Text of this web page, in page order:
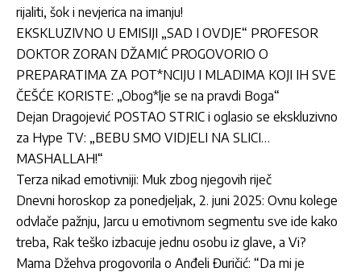
rijaliti, šok i nevjerica na imanju!
EKSKLUZIVNO U EMISIJI „SAD I OVDJE“ PROFESOR
DOKTOR ZORAN DŽAMIĆ PROGOVORIO O
PREPARATIMA ZA POT*NCIJU I MLADIMA KOJI IH SVE
ČEŠĆE KORISTE: „Obog*lje se na pravdi Boga“
Dejan Dragojević POSTAO STRIC i oglasio se ekskluzivno
za Hype TV: „BEBU SMO VIDJELI NA SLICI…
MASHALLAH!“
Terza nikad emotivniji: Muk zbog njegovih riječ
Dnevni horoskop za ponedjeljak, 2. juni 2025: Ovnu kolege
odvlače pažnju, Jarcu u emotivnom segmentu sve ide kako
treba, Rak teško izbacuje jednu osobu iz glave, a Vi?
Mama Džehva progovorila o Anđeli Đuričić: “Da mi je